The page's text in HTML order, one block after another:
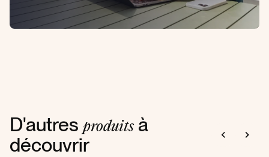
D'autres produitsà
découvrir